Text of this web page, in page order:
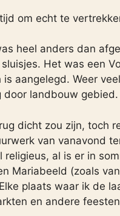
om echt te
heel anders dan
Het was een
aangelegd. Weer
door landbouw gebied.
dicht zou zijn, toch
van vanavond
religieus, al is er in
Mariabeeld (zoals
plaats waar ik de
en andere